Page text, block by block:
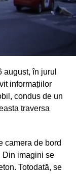
în jurul
informațiilor
condus de un
traversa
camera de bord
Din imagini se
Totodată, se